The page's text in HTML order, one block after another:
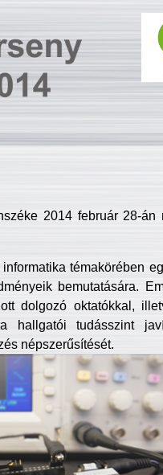
2014 február 28-
témakörében
bemutatására.
dolgozó oktatókkal,
hallgatói tudásszint
népszerűsítését.